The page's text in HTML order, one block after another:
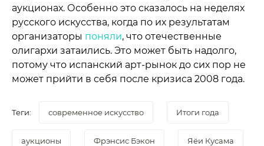
аукционах. Особенно это сказалось на неделях
русского искусства, когда по их результатам
организаторы поняли, что отечественные
олигархи затаились. Это может быть надолго,
потому что испанский арт-рынок до сих пор не
может прийти в себя после кризиса 2008 года.
Теги: современное искусство Итоги года
аукционы Фрэнсис Бэкон Яёи Кусама